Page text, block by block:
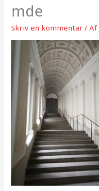
mde
Skriv en kommentar / Af